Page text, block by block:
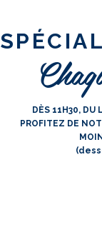
DÈS 11H30, DU
PROFITEZ DE